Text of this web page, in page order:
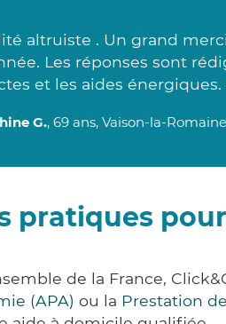
altruiste . Un grand
Les réponses sont
et les aides énergiques.
G., 69 ans, Vaison-la-Romaine
pratiques
de la France,
(APA) ou la Prestation